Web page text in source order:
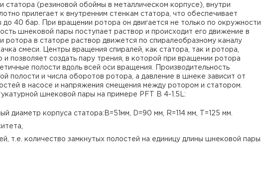
статора (резиновой обоймы в металлическом корпусе), внутри
прилегает к внутренним стенкам статора, что обеспечивает
40 бар. При вращении ротора он двигается не только по окружности,
шнековой пары поступает раствор и происходит его движение в
ротора в статоре раствор движется по спиралеобразному каналу
смеси. Центры вращения спиралей, как статора, так и ротора,
позволяет создать пару трения, в которой при вращении ротора
полости вдоль всей оси вращения. Производительность
полости и числа оборотов ротора, а давление в шнеке зависит от
в насосе и напряжения смещения между ротором и статором.
шнековой пары на примере PFT B 4-1.5L:
диаметр корпуса статора:B=51мм, D=90 мм, R=114 мм, T=125 мм.
т.е. количество замкнутых полостей на единицу длины шнековой пары.